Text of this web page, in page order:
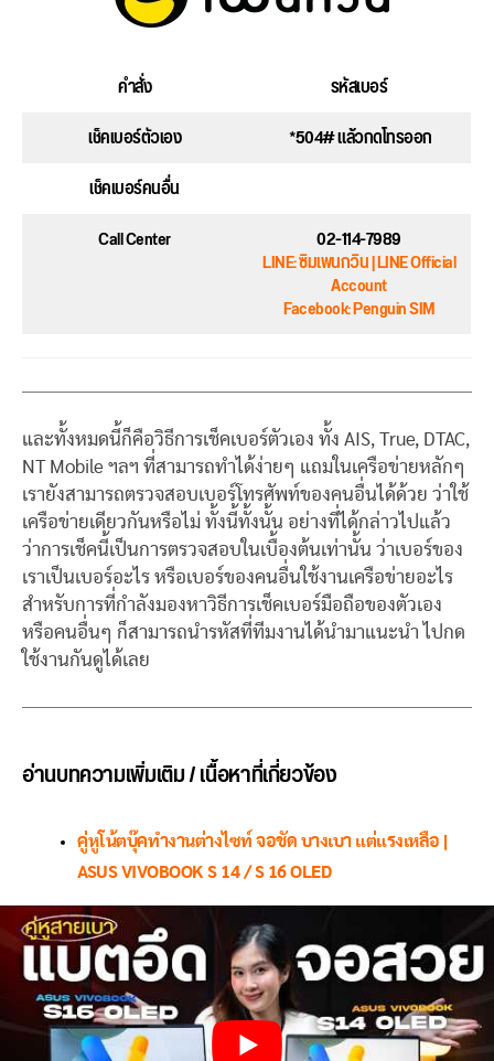
คำสั่ง
รหัสเบอร์
เช็คเบอร์ตัวเอง
*504# แล้วกดโทรออก
เช็คเบอร์คนอื่น
Call Center
02-114-7989
LINE: ซิมเพนกวิน | LINE Official
Account
Facebook: Penguin SIM
และทั้งหมดนี้ก็คือวิธีการเช็คเบอร์ตัวเอง ทั้ง AIS, True, DTAC,
NT Mobile ฯลฯ ที่สามารถทำได้ง่ายๆ แถมในเครือข่ายหลักๆ
เรายังสามารถตรวจสอบเบอร์โทรศัพท์ของคนอื่นได้ด้วย ว่าใช้
เครือข่ายเดียวกันหรือไม่ ทั้งนี้ทั้งนั้น อย่างที่ได้กล่าวไปแล้ว
ว่าการเช็คนี้เป็นการตรวจสอบในเบื้องต้นเท่านั้น ว่าเบอร์ของ
เราเป็นเบอร์อะไร หรือเบอร์ของคนอื่นใช้งานเครือข่ายอะไร
สำหรับการที่กำลังมองหาวิธีการเช็คเบอร์มือถือของตัวเอง
หรือคนอื่นๆ ก็สามารถนำรหัสที่ทีมงานได้นำมาแนะนำ ไปกด
ใช้งานกันดูได้เลย
อ่านบทความเพิ่มเติม / เนื้อหาที่เกี่ยวข้อง
คู่หูโน้ตบุ๊คทำงานต่างไซท์ จอชัด บางเบา แต่แรงเหลือ |
ASUS VIVOBOOK S 14 / S 16 OLED